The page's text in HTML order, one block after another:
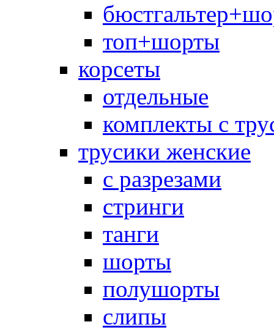
топ+шорты
корсеты
отдельные
комплекты с
трусики женские
с разрезами
стринги
танги
шорты
полушорты
слипы